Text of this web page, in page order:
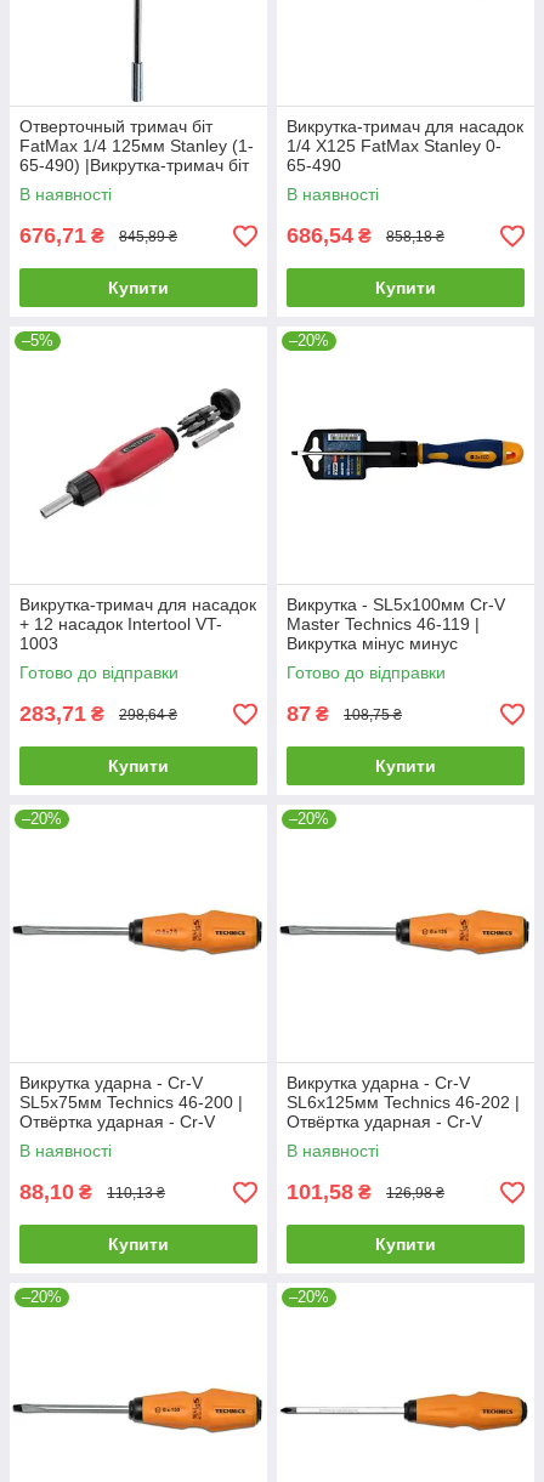
Отверточный тримач біт
FatMax 1/4 125мм Stanley (1-
65-490) |Викрутка-тримач біт
FatMax 1/4 125мм
В наявності
676,71 ₴ 845,89 ₴
Купити
Викрутка-тримач для насадок
1/4 X125 FatMax Stanley 0-
65-490
В наявності
686,54 ₴ 858,18 ₴
Купити
–5%
Викрутка-тримач для насадок
+ 12 насадок Intertool VT-
1003
Готово до відправки
283,71 ₴ 298,64 ₴
Купити
–20%
Викрутка - SL5х100мм Cr-V
Master Technics 46-119 |
Викрутка мінус минус
плоская
Готово до відправки
87 ₴ 108,75 ₴
Купити
–20%
Викрутка ударна - Cr-V
SL5х75мм Technics 46-200 |
Отвёртка ударная - Cr-V
SL5х75мм Technics
В наявності
88,10 ₴ 110,13 ₴
Купити
–20%
Викрутка ударна - Cr-V
SL6х125мм Technics 46-202 |
Отвёртка ударная - Cr-V
SL6х125мм Technics
В наявності
101,58 ₴ 126,98 ₴
Купити
–20% –20%